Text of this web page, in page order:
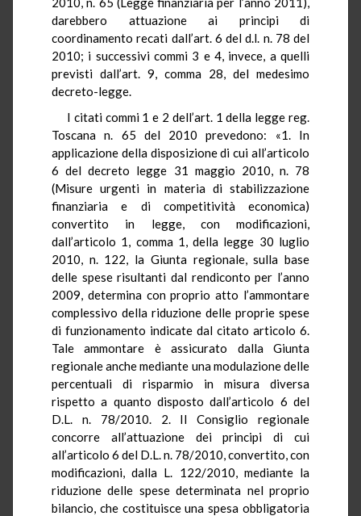
darebbero attuazione ai principi di
coordinamento recati dall’art. 6 del d.l. n. 78 del
2010; i successivi commi 3 e 4, invece, a quelli
previsti dall’art. 9, comma 28, del medesimo
decreto-legge.
I citati commi 1 e 2 dell’art. 1 della legge reg.
Toscana n. 65 del 2010 prevedono: «1. In
applicazione della disposizione di cui all’articolo
6 del decreto legge 31 maggio 2010, n. 78
(Misure urgenti in materia di stabilizzazione
finanziaria e di competitività economica)
convertito in legge, con modificazioni,
dall’articolo 1, comma 1, della legge 30 luglio
2010, n. 122, la Giunta regionale, sulla base
delle spese risultanti dal rendiconto per l’anno
2009, determina con proprio atto l’ammontare
complessivo della riduzione delle proprie spese
di funzionamento indicate dal citato articolo 6.
Tale ammontare è assicurato dalla Giunta
regionale anche mediante una modulazione delle
percentuali di risparmio in misura diversa
rispetto a quanto disposto dall’articolo 6 del
D.L. n. 78/2010. 2. Il Consiglio regionale
concorre all’attuazione dei principi di cui
all’articolo 6 del D.L. n. 78/2010, convertito, con
modificazioni, dalla L. 122/2010, mediante la
riduzione delle spese determinata nel proprio
bilancio, che costituisce una spesa obbligatoria